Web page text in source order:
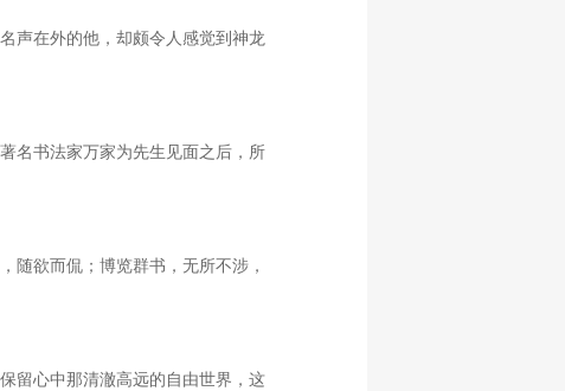
声在外的他，却颇令人感觉到神龙
名书法家万家为先生见面之后，所
随欲而侃；博览群书，无所不涉，
留心中那清澈高远的自由世界，这